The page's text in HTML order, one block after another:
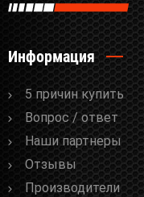
Информация
5 причин купить
Вопрос / ответ
Наши партнеры
Отзывы
Производители